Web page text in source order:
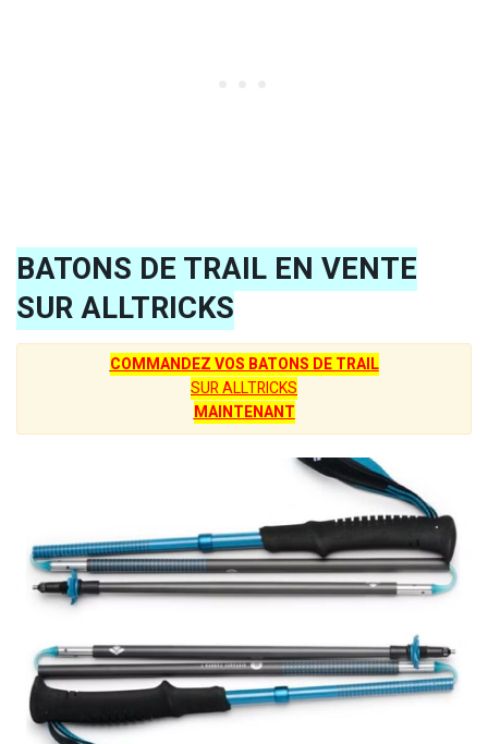
BATONS DE TRAIL EN VENTE
SUR ALLTRICKS
COMMANDEZ VOS BATONS DE TRAIL
SUR ALLTRICKS
MAINTENANT